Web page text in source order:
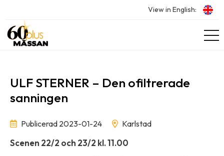
View in English:
ULF STERNER – Den ofiltrerade
sanningen
Publicerad 2023-01-24 Karlstad
Scenen 22/2 och 23/2 kl. 11.00